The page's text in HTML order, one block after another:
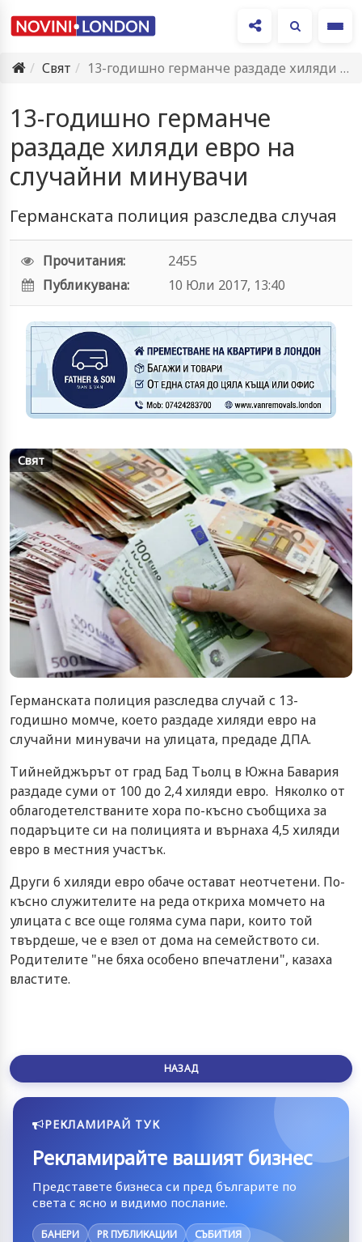
Свят
13-годишно германче раздаде хиляди евро на случайни минувачи
13-годишно германче
раздаде хиляди евро на
случайни минувачи
Германската полиция разследва случая
Прочитания:
2455
Публикувана:
10 Юли 2017, 13:40
Свят
Германската полиция разследва случай с 13-
годишно момче, което раздаде хиляди евро на
случайни минувачи на улицата, предаде ДПА.
Тийнейджърът от град Бад Тьолц в Южна Бавария
раздаде суми от 100 до 2,4 хиляди евро. Няколко от
облагодетелстваните хора по-късно съобщиха за
подаръците си на полицията и върнаха 4,5 хиляди
евро в местния участък.
Други 6 хиляди евро обаче остават неотчетени. По-
късно служителите на реда откриха момчето на
улицата с все още голяма сума пари, които той
твърдеше, че е взел от дома на семейството си.
Родителите "не бяха особено впечатлени", казаха
властите.
НАЗАД
РЕКЛАМИРАЙ ТУК
Рекламирайте вашият бизнес
Представете бизнеса си пред българите по
света с ясно и видимо послание.
БАНЕРИ PR ПУБЛИКАЦИИ СЪБИТИЯ